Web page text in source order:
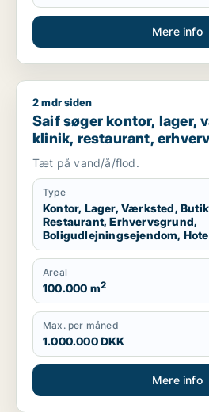
Mere info
Saif søger kontor, lager,
2 mdr siden
Saif søger kontor, lager,
klinik, restaurant,
boligudlejningsejendom,
produktionslokaler eller
Storkøbenhavn
Tæt på vand/å/flod.
Type
Kontor, Lager, Værksted,
Restaurant, Erhvervsgrund,
Boligudlejningsejendom,
Produktionslokaler, Garage
Areal
100.000 m2
Max. per måned
1.000.000 DKK
Mere info